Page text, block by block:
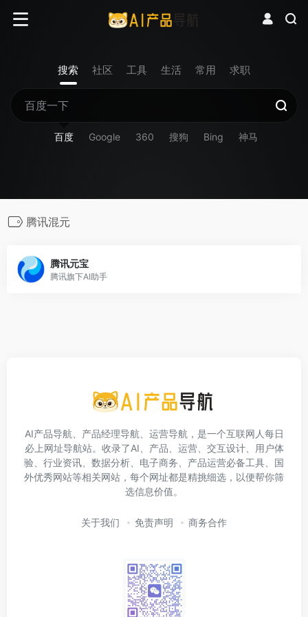
搜索 社区 工具 生活 常用 求职
百度 Google 360 搜狗 Bing 神马
腾讯混元
腾讯元宝
腾讯旗下AI助手
AI产品导航、产品经理导航、运营导航，是一个互联网人每日
必上网址导航站。收录了AI、产品、运营、交互设计、用户体
验、行业资讯、数据分析、电子商务、产品运营必备工具、国
外优秀网站等相关网站，每个网址都是精挑细选，以便帮你筛
选信息价值。
关于我们 免责声明 商务合作